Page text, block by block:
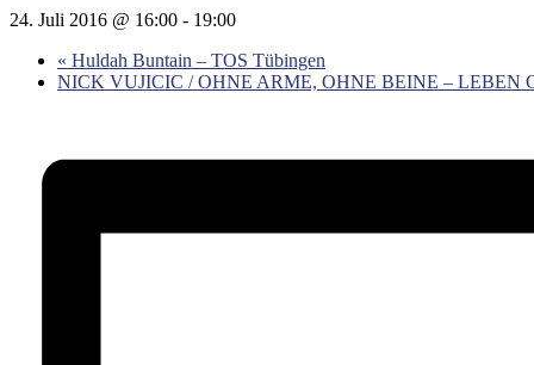
24. Juli 2016 @ 16:00 - 19:00
« Huldah Buntain – TOS Tübingen
NICK VUJICIC / OHNE ARME, OHNE BEINE – LEBEN